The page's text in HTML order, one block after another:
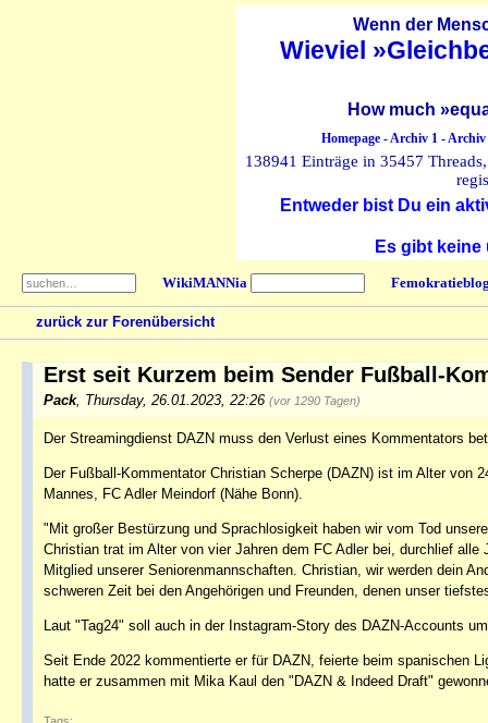
Wenn der
Wieviel
How much
Homepage-Archiv 1-Archiv
138941 Einträge in 35457
Entweder bist Du ein
Es gibt
WikiMANNia
zurück zur Forenübersicht
Erst seit Kurzem beim Sender Fußball-
Pack, Thursday, 26.01.2023, 22:26 (vor 1290 Tagen)
Der Streamingdienst DAZN muss den Verlust eines Kommentators
Der Fußball-Kommentator Christian Scherpe (DAZN) ist im Alter von
Mannes, FC Adler Meindorf (Nähe Bonn).
"Mit großer Bestürzung und Sprachlosigkeit haben wir vom Tod
Christian trat im Alter von vier Jahren dem FC Adler bei, durchlief
Mitglied unserer Seniorenmannschaften. Christian, wir werden dein
schweren Zeit bei den Angehörigen und Freunden, denen unser
Laut "Tag24" soll auch in der Instagram-Story des DAZN-Accounts
Seit Ende 2022 kommentierte er für DAZN, feierte beim spanischen
hatte er zusammen mit Mika Kaul den "DAZN & Indeed Draft"